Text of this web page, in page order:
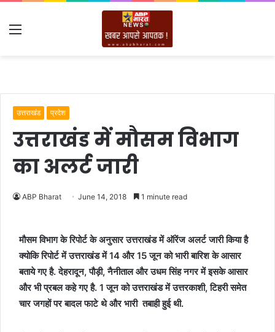
Menu
उत्तराखंड प्रदेश
उत्तराखंड में मौसम विभाग
का अलर्ट जारी
ABP Bharat June 14, 2018 1 minute read
मौसम विभाग के रिपोर्ट के अनुसार उत्तराखंड में ऑरेंज अलर्ट जारी किया है
क्योकि रिपोर्ट में उत्तराखंड में 14 और 15 जून को भारी बारिश के आसार
बताये गए है. देहरादून, पौड़ी, नैनीताल और उधम सिंह नगर में इसके आसार
और भी प्रबल कहे गए है. 1 जून को उत्तराखंड में उत्तरकाशी, टिहरी समेत
चार जगहों पर बादल फाटे थे और भारी तबाही हुई थी.